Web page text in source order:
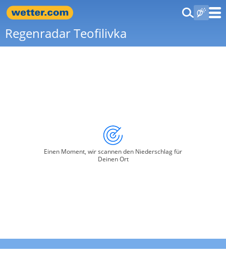
Regenradar Teofilivka
Einen Moment, wir scannen den Niederschlag für
Deinen Ort